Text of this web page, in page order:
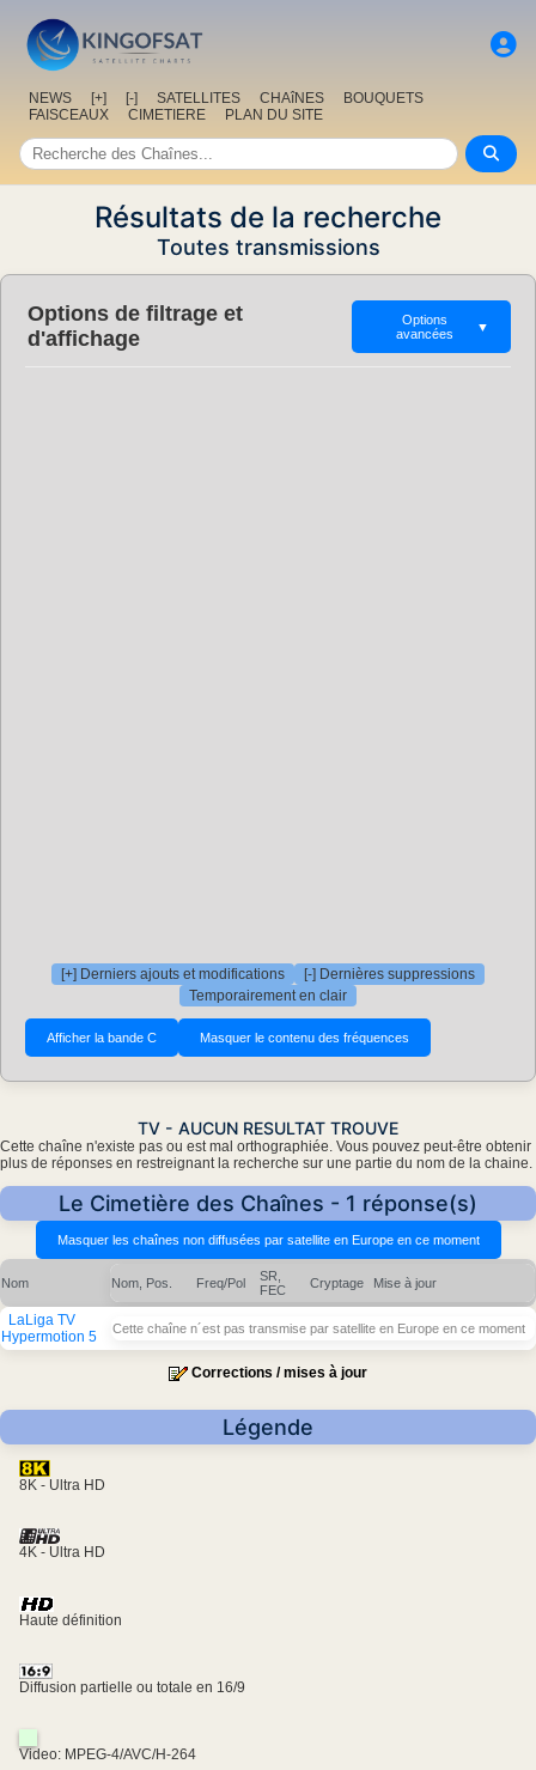
NEWS [+] [-] SATELLITES CHAîNES
BOUQUETS
FAISCEAUX
CIMETIERE PLAN DU SITE
Résultats de la recherche
Toutes transmissions
Options de filtrage et
d'affichage
Options
avancées
▼
[+] Derniers ajouts et modifications
[-] Dernières suppressions
Temporairement en clair
TV - AUCUN RESULTAT TROUVE
Cette chaîne n'existe pas ou est mal orthographiée. Vous pouvez peut-être obtenir
plus de réponses en restreignant la recherche sur une partie du nom de la chaine.
Le Cimetière des Chaînes - 1 réponse(s)
Nom Nom, Pos. Freq/Pol
SR,
FEC
Cryptage Mise à jour
LaLiga TV
Hypermotion 5
Cette chaîne n´est pas transmise par satellite en Europe en ce moment
Corrections / mises à jour
Légende
8K - Ultra HD
4K - Ultra HD
Haute définition
Diffusion partielle ou totale en 16/9
Video: MPEG-4/AVC/H-264